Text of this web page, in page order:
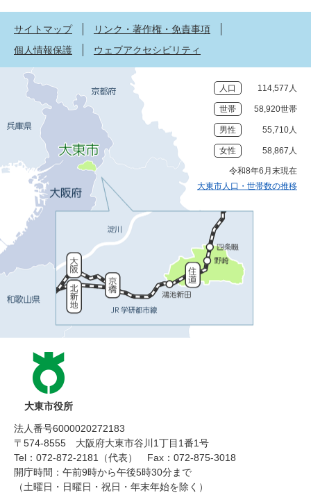
サイトマップ
リンク・著作権・免責事項
個人情報保護
ウェブアクセシビリティ
人口 114,577人
世帯 58,920世帯
男性 55,710人
女性 58,867人
令和8年6月末現在
大東市人口・世帯数の推移
大東市役所
法人番号6000020272183
〒574-8555 大阪府大東市谷川1丁目1番1号
Tel：072-872-2181（代表）
Fax：072-875-3018
開庁時間：午前9時から午後5時30分まで
（土曜日・日曜日・祝日・年末年始を除く）